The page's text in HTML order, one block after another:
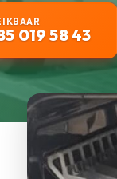
019 58 43